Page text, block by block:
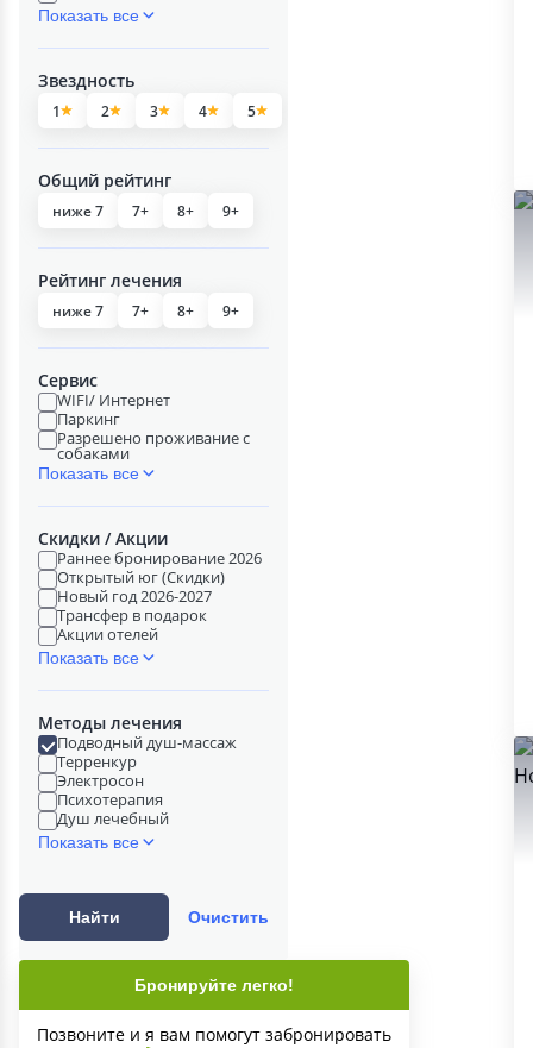
Показать все
Звездность
1 2 3 4 5
Общий рейтинг
ниже 7 7+ 8+ 9+
Рейтинг лечения
ниже 7 7+ 8+ 9+
Сервис
WIFI/ Интернет
Паркинг
Разрешено проживание с
собаками
Показать все
Скидки / Акции
Раннее бронирование 2026
Открытый юг (Скидки)
Новый год 2026-2027
Трансфер в подарок
Акции отелей
Показать все
Методы лечения
Подводный душ-массаж
Терренкур
Электросон
Психотерапия
Душ лечебный
Показать все
Найти Очистить
Бронируйте легко!
Позвоните и я вам помогут забронировать